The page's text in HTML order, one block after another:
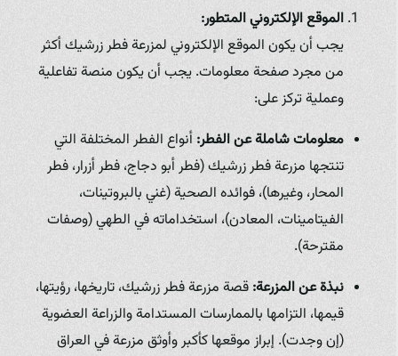
الموقع الإلكتروني المتطور:
يجب أن يكون الموقع الإلكتروني لمزرعة فطر زرشيك أكثر
من مجرد صفحة معلومات. يجب أن يكون منصة تفاعلية
وعملية تركز على:
معلومات شاملة عن الفطر:أنواع الفطر المختلفة التي
تنتجها مزرعة فطر زرشيك (فطر أبو دجاج، فطر أزرار، فطر
المحار، وغيرها)، فوائده الصحية (غني بالبروتينات،
الفيتامينات، المعادن)، استخداماته في الطهي (وصفات
مقترحة).
نبذة عن المزرعة:قصة مزرعة فطر زرشيك، تاريخها، رؤيتها،
قيمها، التزامها بالممارسات المستدامة والزراعة العضوية
(إن وجدت). إبراز موقعها كأكبر وأوثق مزرعة في العراق